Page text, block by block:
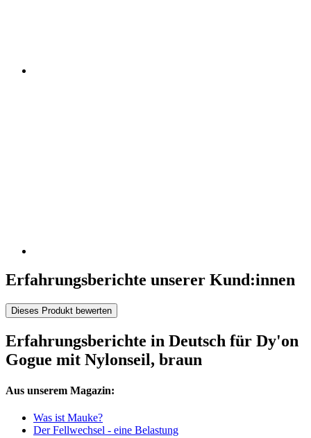
Erfahrungsberichte unserer Kund:innen
Dieses Produkt bewerten
Erfahrungsberichte in Deutsch für Dy'on
Gogue mit Nylonseil, braun
Aus unserem Magazin:
Was ist Mauke?
Der Fellwechsel - eine Belastung